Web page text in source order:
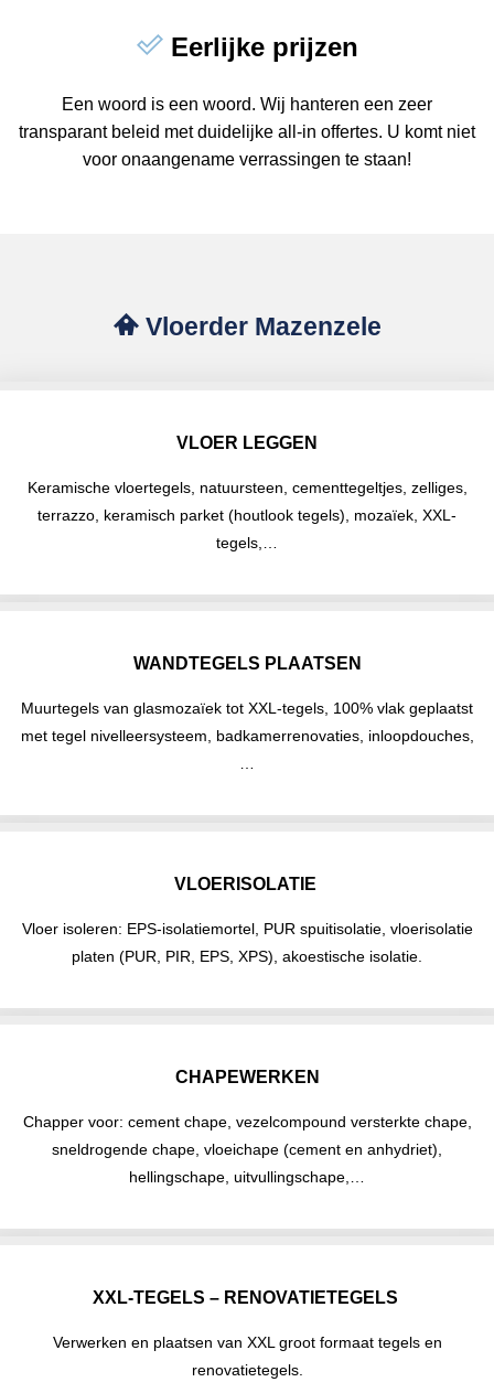
Eerlijke prijzen
Een woord is een woord. Wij hanteren een zeer
transparant beleid met duidelijke all-in offertes. U komt niet
voor onaangename verrassingen te staan!
Vloerder Mazenzele
VLOER LEGGEN
Keramische vloertegels, natuursteen, cementtegeltjes, zelliges,
terrazzo, keramisch parket (houtlook tegels), mozaïek, XXL-
tegels,…
WANDTEGELS PLAATSEN
Muurtegels van glasmozaïek tot XXL-tegels, 100% vlak geplaatst
met tegel nivelleersysteem, badkamerrenovaties, inloopdouches,
VLOERISOLATIE
Vloer isoleren: EPS-isolatiemortel, PUR spuitisolatie, vloerisolatie
platen (PUR, PIR, EPS, XPS), akoestische isolatie.
CHAPEWERKEN
Chapper voor: cement chape, vezelcompound versterkte chape,
sneldrogende chape, vloeichape (cement en anhydriet),
hellingschape, uitvullingschape,…
XXL-TEGELS – RENOVATIETEGELS
Verwerken en plaatsen van XXL groot formaat tegels en
renovatietegels.